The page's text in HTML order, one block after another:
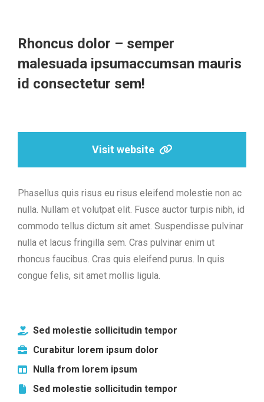
Rhoncus dolor – semper
malesuada ipsumaccumsan mauris
id consectetur sem!
Visit website
Phasellus quis risus eu risus eleifend molestie non ac
nulla. Nullam et volutpat elit. Fusce auctor turpis nibh, id
commodo tellus dictum sit amet. Suspendisse pulvinar
nulla et lacus fringilla sem. Cras pulvinar enim ut
rhoncus faucibus. Cras quis eleifend purus. In quis
congue felis, sit amet mollis ligula.
Sed molestie sollicitudin tempor
Curabitur lorem ipsum dolor
Nulla from lorem ipsum
Sed molestie sollicitudin tempor